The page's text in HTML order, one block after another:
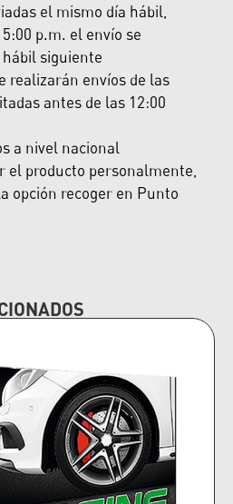
el mismo día hábil,
p.m. el envío se
siguiente
realizarán envíos de las
antes de las 12:00
a nivel nacional
el producto personalmente,
opción recoger en Punto